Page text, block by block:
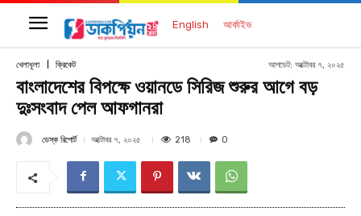
English আর্কাইভ
খেলাধূলা ক্রিকেট আপডেট: অক্টোবর ৭, ২০২৫
বাংলাদেশের বিপক্ষে ওয়ানডে সিরিজ শুরুর আগে বড়
দুঃসংবাদ পেল আফগানরা
ডেস্ক রিপোর্ট অক্টোবর ৭, ২০২৫ 218 0